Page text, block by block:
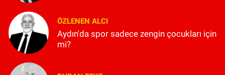
ÖZLENEN ALCI
Aydın'da spor sadece zengin çocukları için
mi?